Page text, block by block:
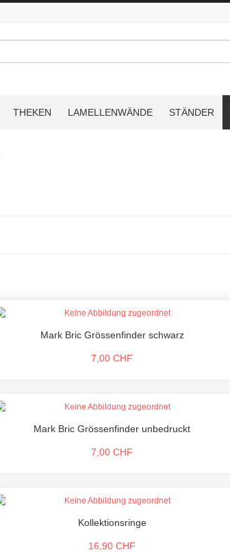
THEKEN LAMELLENWÄNDE STÄNDER
Mark Bric Grössenfinder schwarz
7,00 CHF
Mark Bric Grössenfinder unbedruckt
7,00 CHF
Kollektionsringe
16,90 CHF